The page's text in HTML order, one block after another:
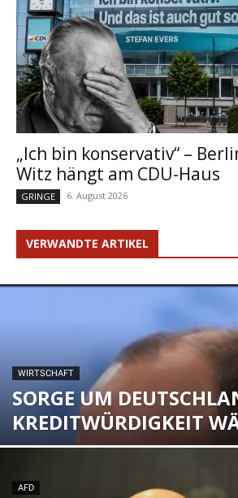
„Ich bin konservativ“ –
Witz hängt am CDU-Haus
GRINGE 6. August 2026
VERWANDTE ARTIKEL
WIRTSCHAFT
SORGE UM
KREDITWÜRDIGKEIT
AFD